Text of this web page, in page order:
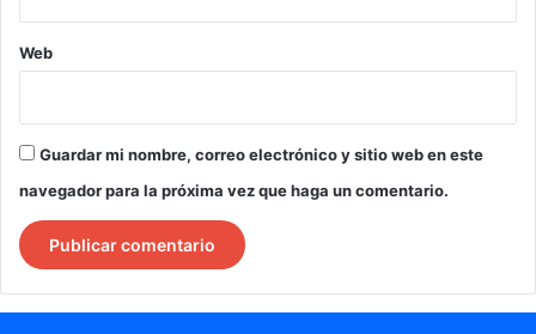
Web
Guardar mi nombre, correo electrónico y sitio web en este
navegador para la próxima vez que haga un comentario.